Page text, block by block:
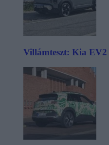
Villámteszt: Kia EV2